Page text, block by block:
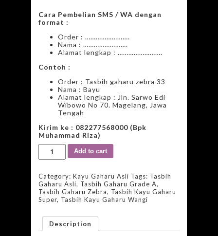
Cara Pembelian SMS / WA dengan
format :
Order : …………………….
Nama : …………………….
Alamat lengkap : …………………….
Contoh :
Order : Tasbih gaharu zebra 33
Nama : Bayu
Alamat lengkap : Jln. Sarwo Edi
Wibowo No 70. Magelang, Jawa
Tengah
Kirim ke : 082277568000 (Bpk
Muhammad Riza)
Add to cart
Category: Kayu Gaharu Asli Tags: Tasbih
Gaharu Asli, Tasbih Gaharu Grade A,
Tasbih Gaharu Zebra, Tasbih Kayu Gaharu
Super, Tasbih Kayu Gaharu Wangi
Description